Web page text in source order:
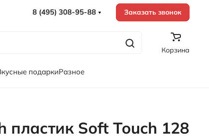
8 (495) 308-95-88 Заказать звонок
Корзина
подаркиРазное
Soft Touch 128